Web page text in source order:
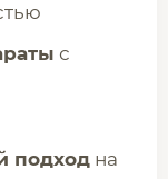
с
подход на